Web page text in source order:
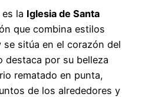
la Iglesia de Santa
que combina estilos
sitúa en el corazón del
destaca por su belleza
rematado en punta,
de los alrededores y